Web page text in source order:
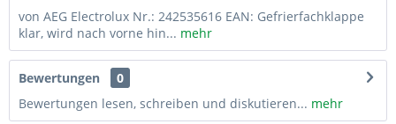
von AEG Electrolux Nr.: 242535616 EAN: Gefrierfachklappe
klar, wird nach vorne hin... mehr
Bewertungen
0
Bewertungen lesen, schreiben und diskutieren... mehr